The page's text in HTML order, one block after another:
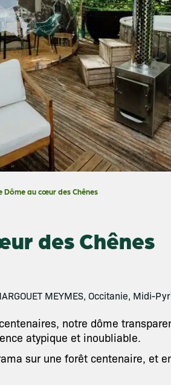
Dôme au cœur des Chênes
des Chênes
MEYMES, Occitanie, Midi-
notre dôme
atypique et inoubliable.
sur une forêt centenaire, et